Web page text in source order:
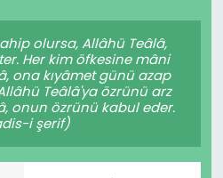
olursa, Allâhü Teâlâ,
Her kim öfkesine mâni
ona kıyâmet günü azap
Teâlâ'ya özrünü arz
onun özrünü kabul eder.
i şerif)